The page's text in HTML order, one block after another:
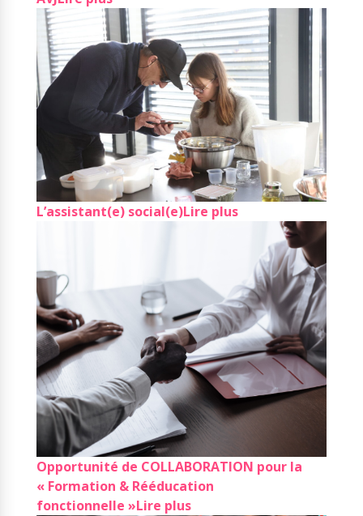
L’assistant(e) social(e)Lire plus
Opportunité de COLLABORATION pour la
« Formation & Rééducation
fonctionnelle »Lire plus